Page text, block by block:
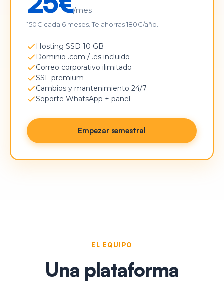
/mes
150€ cada 6 meses. Te ahorras 180€/año.
Hosting SSD 10 GB
Dominio .com / .es incluido
Correo corporativo ilimitado
SSL premium
Cambios y mantenimiento 24/7
Soporte WhatsApp + panel
Empezar semestral
EL EQUIPO
Una plataforma